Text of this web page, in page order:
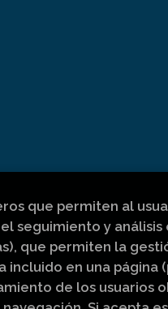
que permiten al
seguimiento y
que permiten la
incluido en una página
de los usuarios